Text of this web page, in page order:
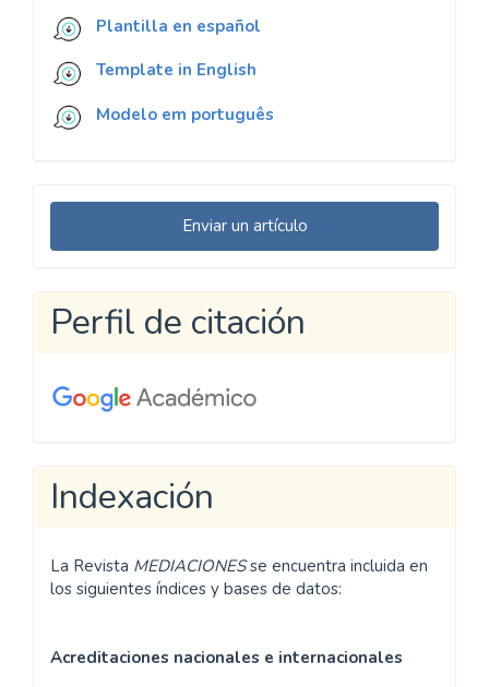
Plantilla en español
Template in English
Modelo em português
Enviar
un
Enviar un artículo
Perfil de citación
Indexación
La Revista MEDIACIONESse encuentra incluida en
los siguientes índices y bases de datos:
Acreditaciones nacionales e internacionales